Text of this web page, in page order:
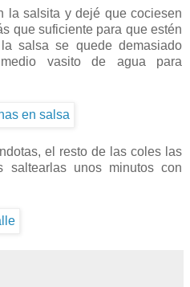
la salsita y dejé que cociesen
que suficiente para que estén
salsa se quede demasiado
vasito de agua para
el resto de las coles las
saltearlas unos minutos con